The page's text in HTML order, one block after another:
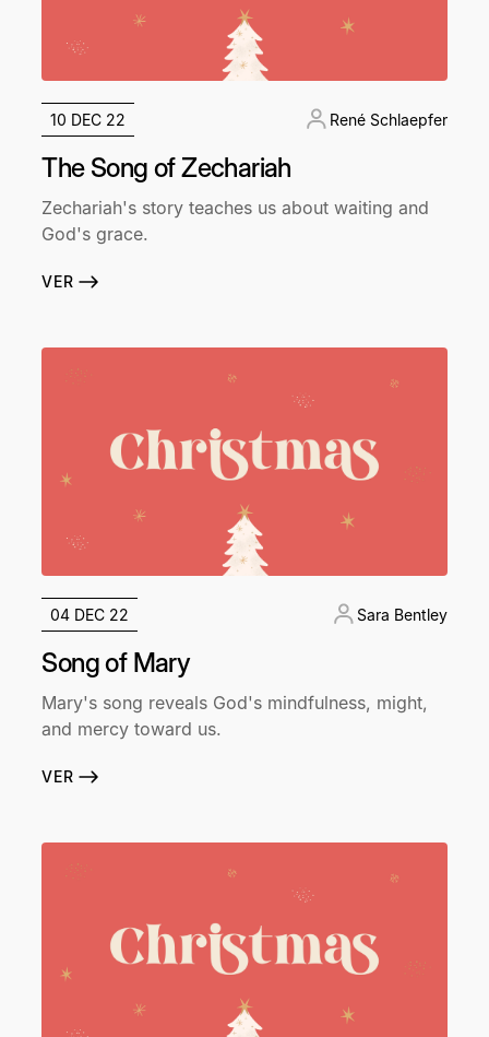
10 DEC 22 René Schlaepfer
The Song of Zechariah
Zechariah's story teaches us about waiting and
God's grace.
VER
04 DEC 22 Sara Bentley
Song of Mary
Mary's song reveals God's mindfulness, might,
and mercy toward us.
VER